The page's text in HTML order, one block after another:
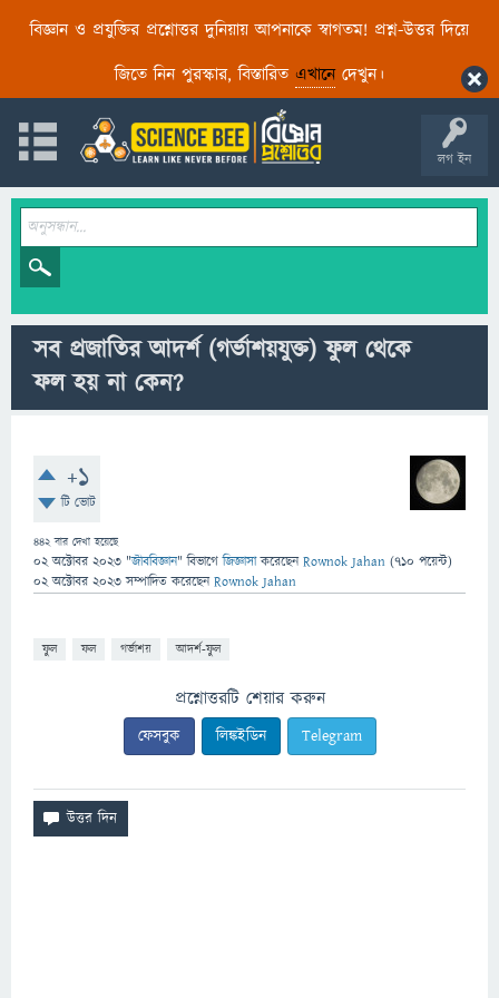
বিজ্ঞান ও প্রযুক্তির প্রশ্নোত্তর দুনিয়ায় আপনাকে স্বাগতম! প্রশ্ন-উত্তর দিয়ে
জিতে নিন পুরস্কার, বিস্তারিত এখানেদেখুন।
লগ ইন
সব প্রজাতির আদর্শ (গর্ভাশয়যুক্ত) ফুল থেকে
ফল হয় না কেন?
+1
টি ভোট
442বার দেখা হয়েছে
02 অক্টোবর 2023 "জীববিজ্ঞান" বিভাগে জিজ্ঞাসাকরেছেনRownok Jahan (710 পয়েন্ট)
02 অক্টোবর 2023 সম্পাদিত করেছেনRownok Jahan
ফুল ফল গর্ভাশয় আদর্শ-ফুল
প্রশ্নোত্তরটি শেয়ার করুন
ফেসবুক লিঙ্কইডিন Telegram